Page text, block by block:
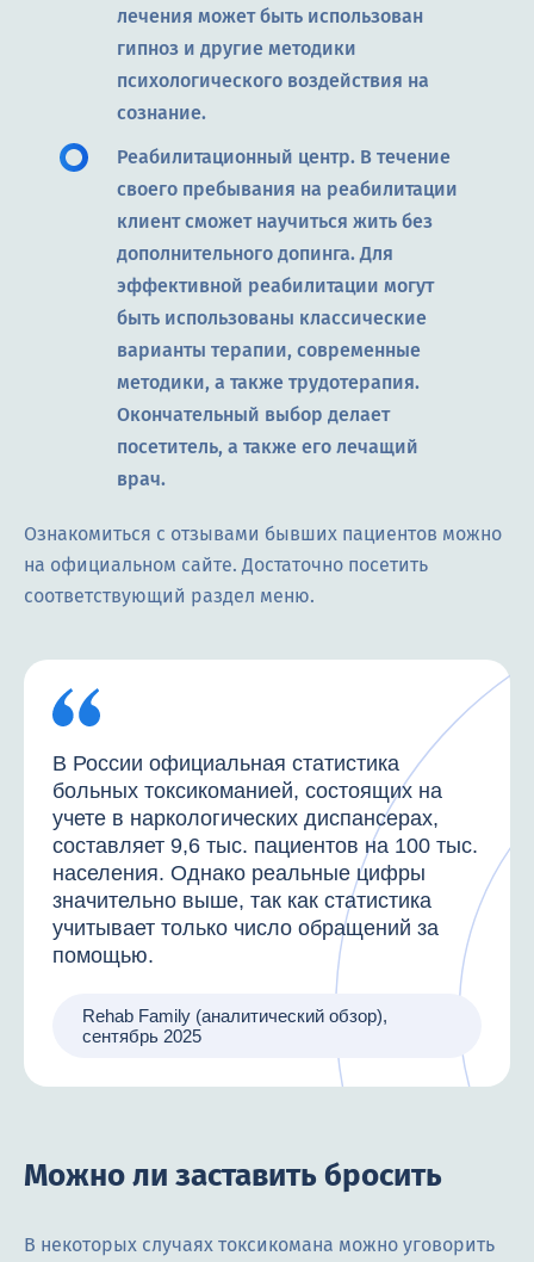
лечения может быть использован
гипноз и другие методики
психологического воздействия на
сознание.
Реабилитационный центр. В течение
своего пребывания на реабилитации
клиент сможет научиться жить без
дополнительного допинга. Для
эффективной реабилитации могут
быть использованы классические
варианты терапии, современные
методики, а также трудотерапия.
Окончательный выбор делает
посетитель, а также его лечащий
врач.
Ознакомиться с отзывами бывших пациентов можно
на официальном сайте. Достаточно посетить
соответствующий раздел меню.
В России официальная статистика
больных токсикоманией, состоящих на
учете в наркологических диспансерах,
составляет 9,6 тыс. пациентов на 100 тыс.
населения. Однако реальные цифры
значительно выше, так как статистика
учитывает только число обращений за
помощью.
Rehab Family (аналитический обзор),
сентябрь 2025
Можно ли заставить бросить
В некоторых случаях токсикомана можно уговорить